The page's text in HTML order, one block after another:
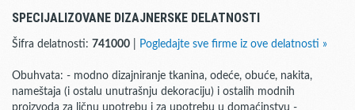
SPECIJALIZOVANE DIZAJNERSKE DELATNOSTI
Šifra delatnosti: 741000 Pogledajte sve firme iz ove delatnosti »
Obuhvata: - modno dizajniranje tkanina, odeće, obuće, nakita,
nameštaja (i ostalu unutrašnju dekoraciju) i ostalih modnih
proizvoda za ličnu upotrebu i za upotrebu u domaćinstvu -